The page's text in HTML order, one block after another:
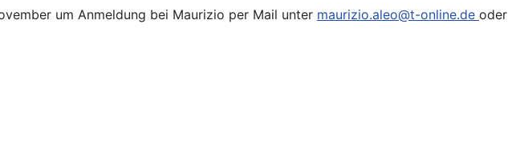
um Anmeldung bei Maurizio per Mail unter maurizio.aleo@t-online.de oder